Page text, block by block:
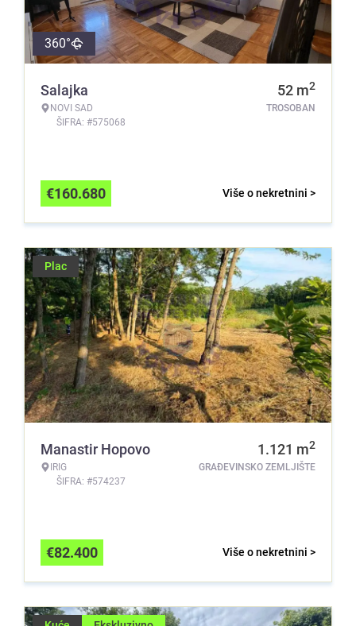
360°
Salajka
NOVI SAD
ŠIFRA: #575068
52 m2
TROSOBAN
Više o nekretnini >
€160.680
Plac
Manastir Hopovo
IRIG
ŠIFRA: #574237
1.121 m2
GRAĐEVINSKO ZEMLJIŠTE
Više o nekretnini >
€82.400